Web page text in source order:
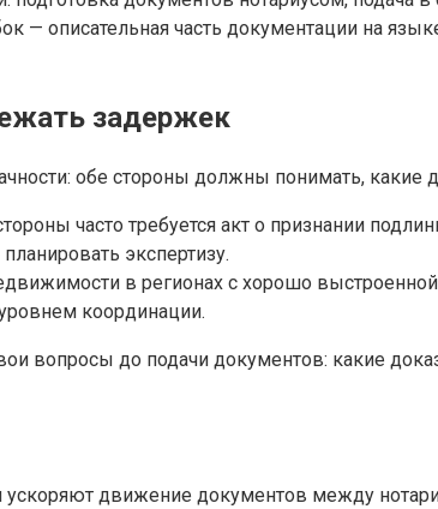
— описательная часть документации на
задержек
обе стороны должны понимать,
часто требуется акт о признании
экспертизу.
в регионах с хорошо
координации.
вопросы до подачи документов: какие
движение документов между